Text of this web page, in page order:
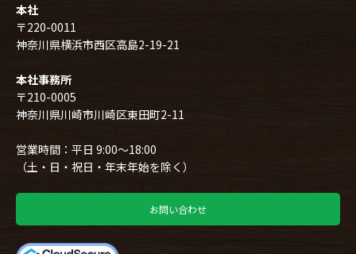
本社
〒220-0011
神奈川県横浜市西区高島2-19-21
本社事務所
〒210-0005
神奈川県川崎市川崎区東田町2-11
営業時間：平日 9:00～18:00
（土・日・祝日・年末年始を除く）
お問い合わせ